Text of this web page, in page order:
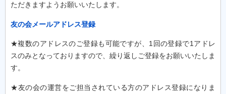
ただきますようお願いいたします。
友の会メールアドレス登録
★複数のアドレスのご登録も可能ですが、1回の登録で1アドレ
スのみとなっておりますので、繰り返しご登録をお願いいたしま
す。
★友の会の運営をご担当されている方のアドレス登録になりま